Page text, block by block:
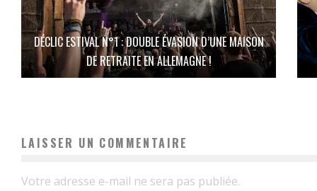
DÉCLIC ESTIVAL N°1 : DOUBLE ÉVASION D’UNE MAISON
DE RETRAITE EN ALLEMAGNE !
LAISSER UN COMMENTAIRE
Votre adresse e-mail ne sera pas publiée.